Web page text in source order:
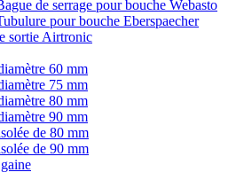
de serrage pour bouche Webasto
pour bouche Eberspaecher
sortie Airtronic
60 mm
75 mm
80 mm
90 mm
de 80 mm
de 90 mm